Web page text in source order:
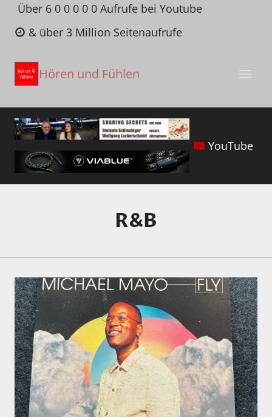
Zum
Inhalt
springen
Über 6 0 0 0 0 0 Aufrufe bei Youtube
& über 3 Million Seitenaufrufe
Hören und Fühlen
YouTube
R&B